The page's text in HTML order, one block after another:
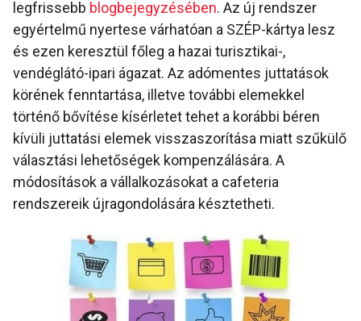
legfrissebb blogbejegyzésében. Az új rendszer
egyértelmű nyertese várhatóan a SZÉP-kártya lesz
és ezen keresztül főleg a hazai turisztikai-,
vendéglátó-ipari ágazat. Az adómentes juttatások
körének fenntartása, illetve további elemekkel
történő bővítése kísérletet tehet a korábbi béren
kívüli juttatási elemek visszaszorítása miatt szűkülő
választási lehetőségek kompenzálására. A
módosítások a vállalkozásokat a cafeteria
rendszereik újragondolására késztetheti.